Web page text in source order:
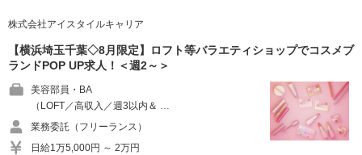
株式会社アイスタイルキャリア
【横浜埼玉千葉◇8月限定】ロフト等バラエティショップでコスメブ
ランドPOP UP求人！＜週2～＞
美容部員・BA
（LOFT／高収入／週3以内＆ …
業務委託（フリーランス）
日給1万5,000円 ～ 2万円